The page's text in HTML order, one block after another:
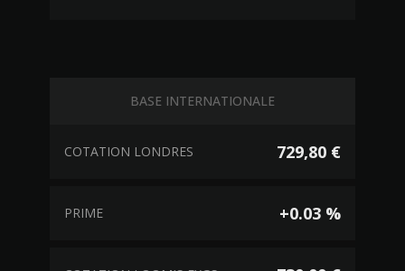
BASE INTERNATIONALE
COTATION LONDRES 729,80 €
PRIME +0.03 %